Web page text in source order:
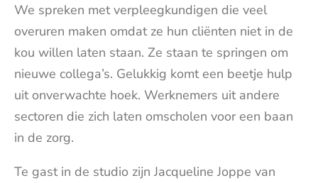
We spreken met verpleegkundigen die veel
overuren maken omdat ze hun cliënten niet in de
kou willen laten staan. Ze staan te springen om
nieuwe collega’s. Gelukkig komt een beetje hulp
uit onverwachte hoek. Werknemers uit andere
sectoren die zich laten omscholen voor een baan
in de zorg.
Te gast in de studio zijn Jacqueline Joppe van